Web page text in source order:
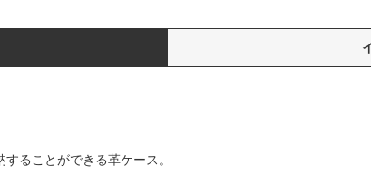
ることができる革ケース。